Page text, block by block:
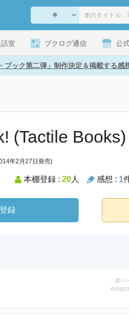
室 ブクログ通信 公
ブック第二弾」制作決定＆掲載する感
(Tactile Books)
年2月27日発売)
本棚登録 : 20人 感想 : 1
録
本ペ